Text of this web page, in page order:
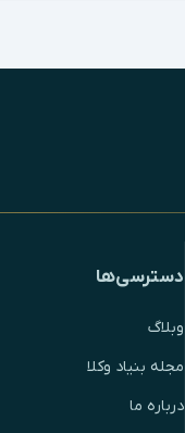
دسترسی‌ها
وبلاگ
مجله بنیاد وکلا
درباره ما